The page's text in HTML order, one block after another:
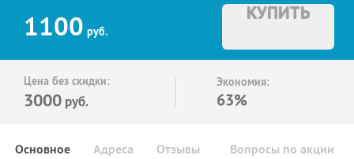
1100 руб.
КУПИТЬ
Цена без скидки:
3000 руб.
Экономия:
63%
Основное Отзывы Вопросы по акции
Адреса